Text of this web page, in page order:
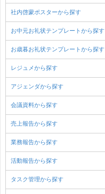
社内啓蒙ポスターから探す
お中元お礼状テンプレートから探す
お歳暮お礼状テンプレートから探す
レジュメから探す
アジェンダから探す
会議資料から探す
売上報告から探す
業務報告から探す
活動報告から探す
タスク管理から探す